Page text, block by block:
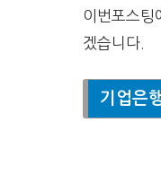
이번포스
겠습니다.
기업은